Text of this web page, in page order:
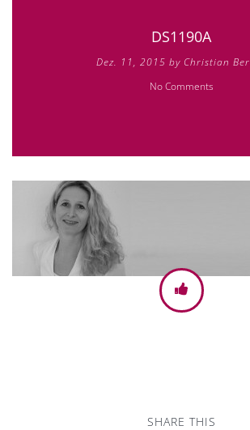
DS1190A
Dez. 11, 2015 by Christian
No Comments
SHARE THIS